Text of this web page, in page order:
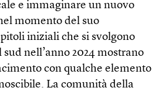
e immaginare un nuovo
momento del suo
iniziali che si svolgono
nell’anno 2024 mostrano
con qualche elemento
La comunità della